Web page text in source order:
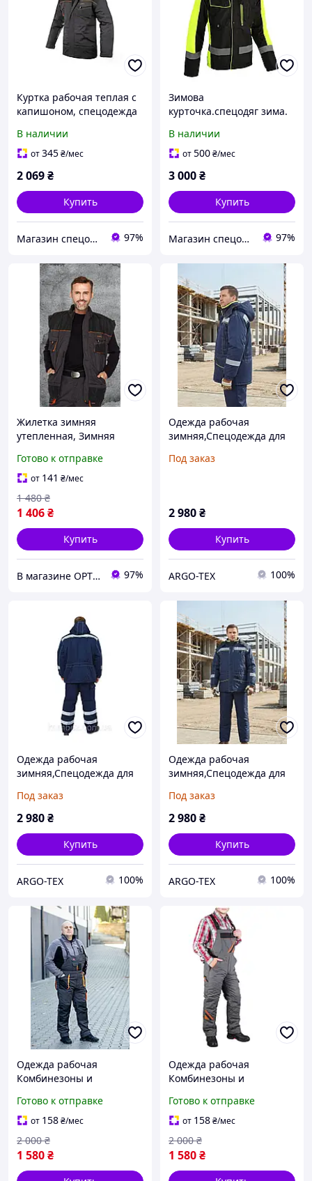
Куртка рабочая теплая с
капишоном, спецодежда
утепленная, курточка
утепленная, зимняя
В наличии
от345₴/мес
2 069₴
Купить
Магазин спецодежды и спецобуви "Nitrix" 97%
Зимова
курточка.спецодяг зима.
капишоном, Спец одежда
утепленная, курточка
В наличии
от500₴/мес
3 000₴
Купить
Магазин спецодежды и спецобуви "Nitrix" 97%
Жилетка зимняя
утепленная, Зимняя
жилетка Польша
Готово к отправке
от 141 ₴/мес
1 406₴
1 480 ₴
Купить
В магазине OPTTOVAR скидки на всё До конца месяца 97%
Одежда рабочая
зимняя,Спецодежда для
Под заказ
2 980₴
Купить
ARGO-TEX 100%
Одежда рабочая
зимняя,Спецодежда для
Под заказ
2 980₴
Купить
ARGO-TEX 100%
Одежда рабочая
зимняя,Спецодежда для
Под заказ
2 980₴
Купить
ARGO-TEX 100%
Одежда рабочая
Комбинезоны и
рабочие зимние
Готово к отправке
от 158₴/мес
1 580₴
2 000 ₴
Одежда рабочая
Комбинезоны и
рабочие зимние
Готово к отправке
от 158₴/мес
1 580₴
2 000 ₴